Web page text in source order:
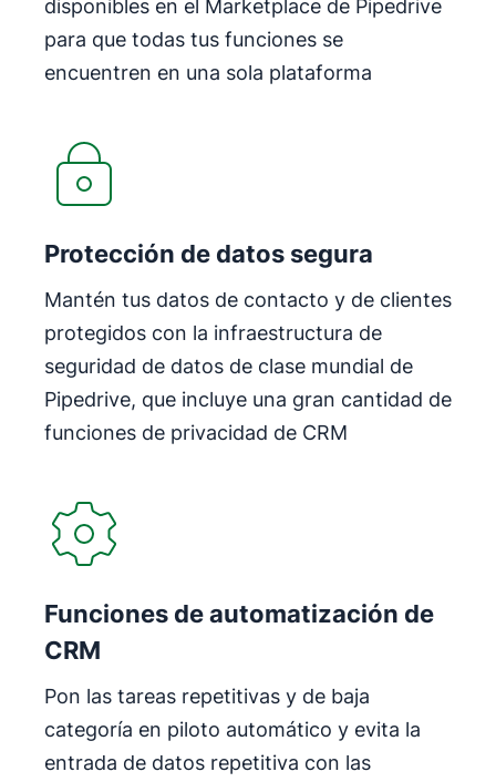
disponibles en el Marketplace de Pipedrive
para que todas tus funciones se
encuentren en una sola plataforma
Protección de datos segura
Mantén tus datos de contacto y de clientes
protegidos con la infraestructura de
seguridad de datos de clase mundial de
Pipedrive, que incluye una gran cantidad de
funciones de privacidad de CRM
Funciones de automatización de
CRM
Pon las tareas repetitivas y de baja
categoría en piloto automático y evita la
entrada de datos repetitiva con las